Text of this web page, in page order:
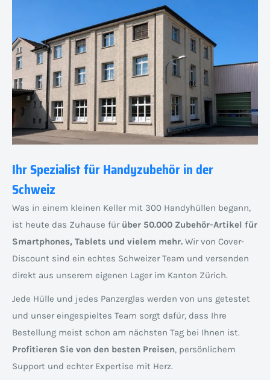
Ihr Spezialist für Handyzubehör in der
Schweiz
Was in einem kleinen Keller mit 300 Handyhüllen begann,
ist heute das Zuhause für über 50.000 Zubehör-Artikel für
Smartphones, Tablets und vielem mehr. Wir von Cover-
Discount sind ein echtes Schweizer Team und versenden
direkt aus unserem eigenen Lager im Kanton Zürich.
Jede Hülle und jedes Panzerglas werden von uns getestet
und unser eingespieltes Team sorgt dafür, dass Ihre
Bestellung meist schon am nächsten Tag bei Ihnen ist.
Profitieren Sie von den besten Preisen, persönlichem
Support und echter Expertise mit Herz.